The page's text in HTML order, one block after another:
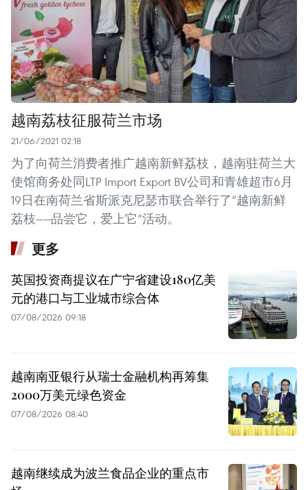
越南荔枝征服荷兰市场
21/06/2021 02:18
为了向荷兰消费者推广越南新鲜荔枝，越南驻荷兰大
使馆商务处同LTP Import Export BV公司和青雄超市6月
19日在南荷兰省斯派克尼瑟市联合举行了“越南新鲜
荔枝——品尝它，爱上它”活动。
更多
英国投资商提议在广宁省建设180亿美
元的港口与工业城市综合体
07/08/2026 09:18
越南南亚银行从瑞士金融机构再筹集
2000万美元绿色资金
07/08/2026 08:40
越南继续成为波兰食品企业的重点市